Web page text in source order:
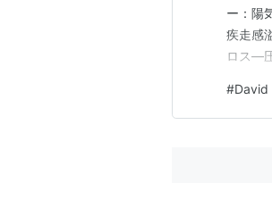
ー：陽
疾走感
ロス—
#David